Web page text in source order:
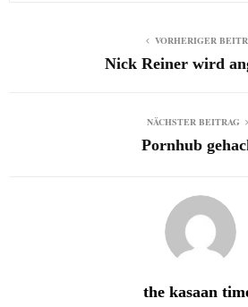
VORHERIGER
Nick Reiner wird
NÄCHSTER BEITRAG
Pornhub
the kasaan